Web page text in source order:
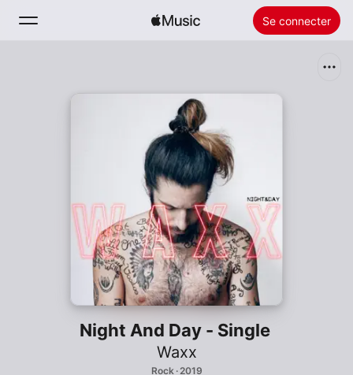
Se connecter
Installer Apple Music
Night And Day - Single
Waxx
Rock · 2019